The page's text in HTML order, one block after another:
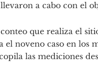
a cabo con el
que realiza el
el noveno caso en los
las mediciones